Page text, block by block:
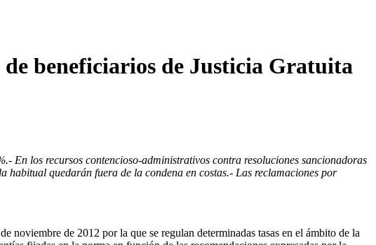
beneficiarios de Justicia Gratuita
- En los recursos contencioso-administrativos contra resoluciones sancionadoras
habitual quedarán fuera de la condena en costas.- Las reclamaciones por
noviembre de 2012 por la que se regulan determinadas tasas en el ámbito de la